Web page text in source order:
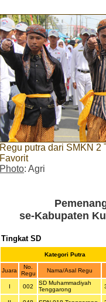
Regu putra dari SMKN 2
Favorit
Photo: Agri
se-Kabupaten
Tingkat SD
Kategori Putra
Juara
No.
Regu
Nama/Asal Regu
I 002
SD Muhammadiyah
Tenggarong